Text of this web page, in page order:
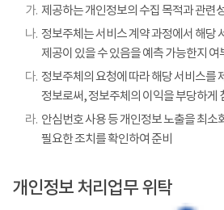
가. 제공하는 개인정보의 수집 목적과 관련
나. 정보주체는 서비스 계약 과정에서 해당
제공이 있을 수 있음을 예측 가능한지 여
다. 정보주체의 요청에 따라 해당 서비스를
정보로써, 정보주체의 이익을 부당하게
라. 안심번호 사용 등 개인정보 노출을 최소
필요한 조치를 확인하여 준비
개인정보 처리업무 위탁